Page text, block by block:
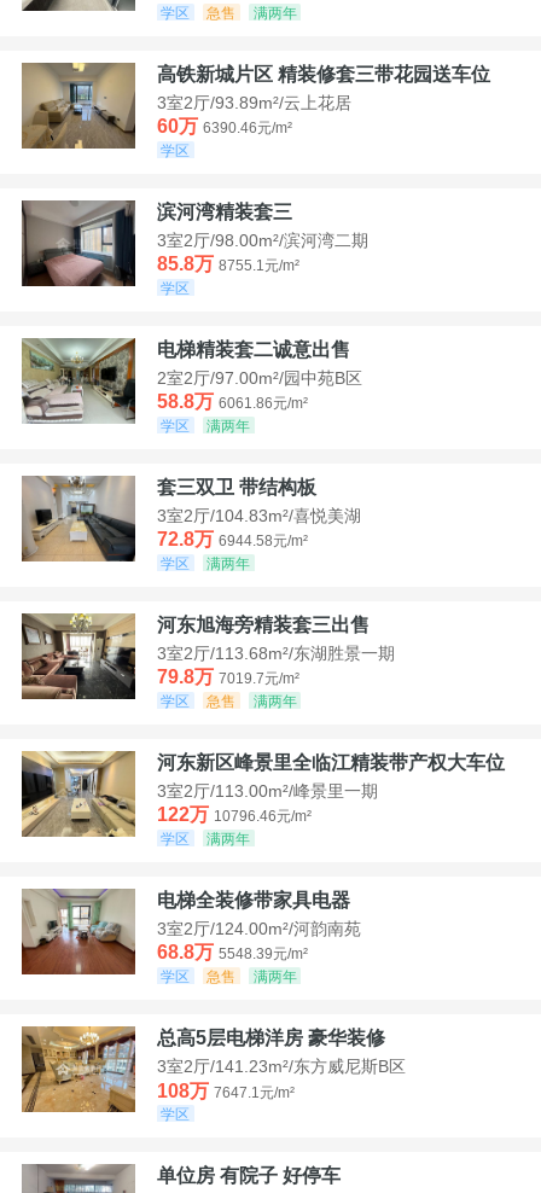
学区
急售 满两年
高铁新城片区 精装修套三带花园送车位
3室2厅/93.89m²/云上花居
60万 6390.46元/m²
学区
滨河湾精装套三
3室2厅/98.00m²/滨河湾二期
85.8万 8755.1元/m²
学区
电梯精装套二诚意出售
2室2厅/97.00m²/园中苑B区
58.8万 6061.86元/m²
学区
满两年
套三双卫 带结构板
3室2厅/104.83m²/喜悦美湖
72.8万 6944.58元/m²
学区
满两年
河东旭海旁精装套三出售
3室2厅/113.68m²/东湖胜景一期
79.8万 7019.7元/m²
学区
急售 满两年
河东新区峰景里全临江精装带产权大车位
3室2厅/113.00m²/峰景里一期
122万 10796.46元/m²
学区
满两年
电梯全装修带家具电器
3室2厅/124.00m²/河韵南苑
68.8万 5548.39元/m²
学区
急售 满两年
总高5层电梯洋房 豪华装修
3室2厅/141.23m²/东方威尼斯B区
108万 7647.1元/m²
学区
单位房 有院子 好停车